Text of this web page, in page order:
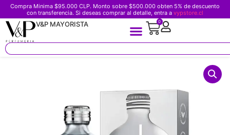
Compra Minima $95.000 CLP. Monto sobre $500.000 obten 5% de descuento
con transferencia. Si deseas comprar al detalle, entra a vypstore.cl
V&P MAYORISTA 0